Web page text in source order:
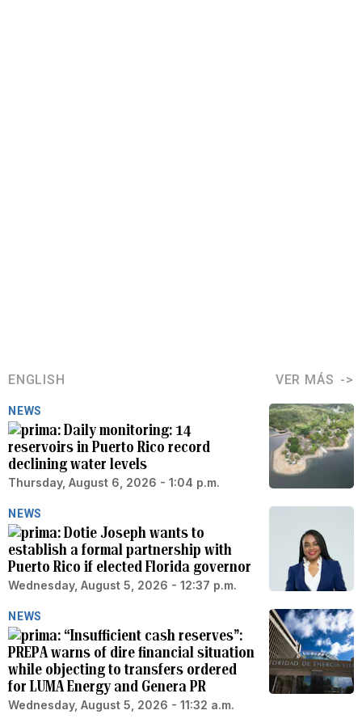
ENGLISH VER MÁS
NEWS
Daily monitoring: 14
reservoirs in Puerto Rico record
declining water levels
Thursday, August 6, 2026 - 1:04 p.m.
NEWS
Dotie Joseph wants to
establish a formal partnership with
Puerto Rico if elected Florida governor
Wednesday, August 5, 2026 - 12:37 p.m.
NEWS
“Insufficient cash reserves”:
PREPA warns of dire financial situation
while objecting to transfers ordered
for LUMA Energy and Genera PR
Wednesday, August 5, 2026 - 11:32 a.m.